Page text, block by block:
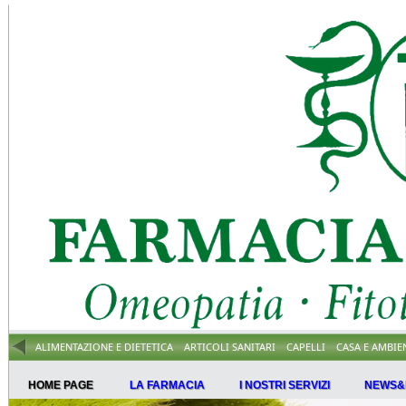
ALIMENTAZIONE E DIETETICA ARTICOLI SANITARI CAPELLI CASA E
HOME PAGE LA FARMACIA I NOSTRI SERVIZI